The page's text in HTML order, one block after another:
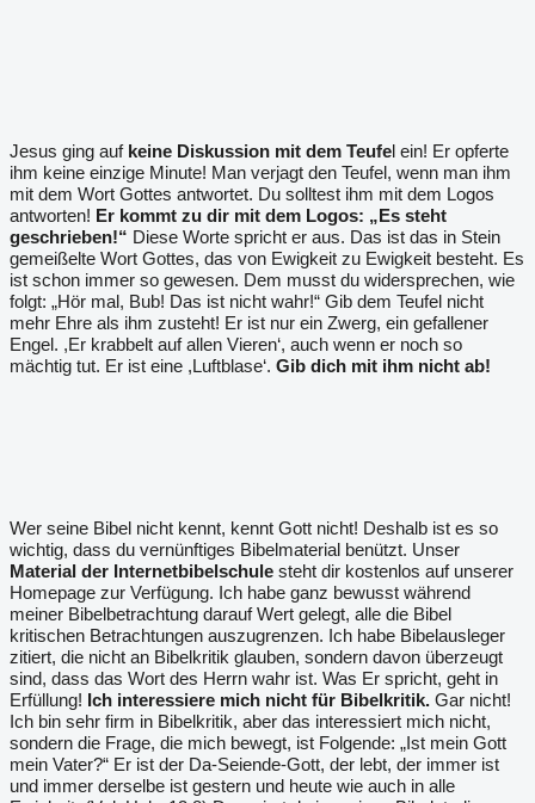
Jesus ging auf keine Diskussion mit dem Teufe l ein! Er opferte
ihm keine einzige Minute! Man verjagt den Teufel, wenn man ihm
mit dem Wort Gottes antwortet. Du solltest ihm mit dem Logos
antworten! Er kommt zu dir mit dem Logos: „Es steht
geschrieben!“ Diese Worte spricht er aus. Das ist das in Stein
gemeißelte Wort Gottes, das von Ewigkeit zu Ewigkeit besteht. Es
ist schon immer so gewesen. Dem musst du widersprechen, wie
folgt: „Hör mal, Bub! Das ist nicht wahr!“ Gib dem Teufel nicht
mehr Ehre als ihm zusteht! Er ist nur ein Zwerg, ein gefallener
Engel. ,Er krabbelt auf allen Vieren‘, auch wenn er noch so
mächtig tut. Er ist eine ,Luftblase‘. Gib dich mit ihm nicht ab!
Wer seine Bibel nicht kennt, kennt Gott nicht! Deshalb ist es so
wichtig, dass du vernünftiges Bibelmaterial benützt. Unser
Material der Internetbibelschule steht dir kostenlos auf unserer
Homepage zur Verfügung. Ich habe ganz bewusst während
meiner Bibelbetrachtung darauf Wert gelegt, alle die Bibel
kritischen Betrachtungen auszugrenzen. Ich habe Bibelausleger
zitiert, die nicht an Bibelkritik glauben, sondern davon überzeugt
sind, dass das Wort des Herrn wahr ist. Was Er spricht, geht in
Erfüllung! Ich interessiere mich nicht für Bibelkritik. Gar nicht!
Ich bin sehr firm in Bibelkritik, aber das interessiert mich nicht,
sondern die Frage, die mich bewegt, ist Folgende: „Ist mein Gott
mein Vater?“ Er ist der Da-Seiende-Gott, der lebt, der immer ist
und immer derselbe ist gestern und heute wie auch in alle